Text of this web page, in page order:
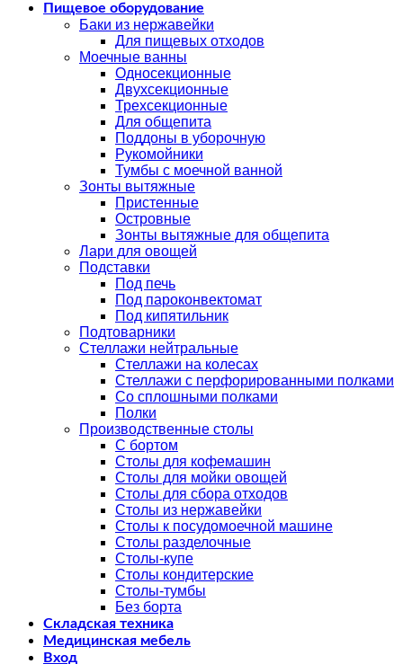
Пищевое оборудование
Баки из нержавейки
Для пищевых отходов
Моечные ванны
Односекционные
Двухсекционные
Трехсекционные
Для общепита
Поддоны в уборочную
Рукомойники
Тумбы с моечной ванной
Зонты вытяжные
Пристенные
Островные
Зонты вытяжные для общепита
Лари для овощей
Подставки
Под печь
Под пароконвектомат
Под кипятильник
Подтоварники
Стеллажи нейтральные
Стеллажи на колесах
Стеллажи с перфорированными полками
Со сплошными полками
Полки
Производственные столы
С бортом
Столы для кофемашин
Столы для мойки овощей
Столы для сбора отходов
Столы из нержавейки
Столы к посудомоечной машине
Столы разделочные
Столы-купе
Столы кондитерские
Столы-тумбы
Без борта
Складская техника
Медицинская мебель
Вход